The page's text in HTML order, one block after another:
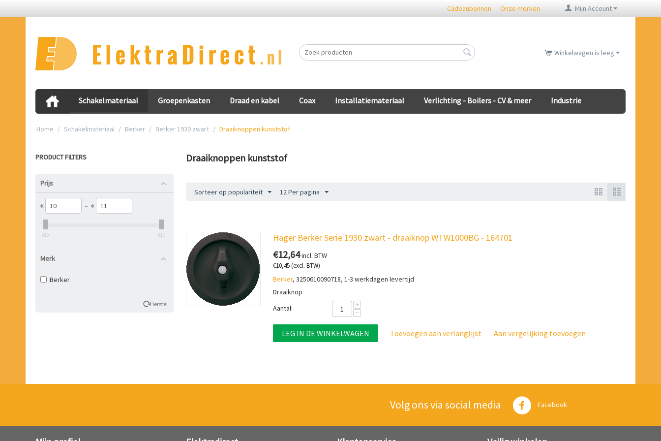
Mijn Account
Cadeaubonnen Onze merken
Winkelwagen is leeg
Schakelmateriaal Groepenkasten Draad en kabel Coax Installatiemateriaal Verlichting - Boilers - CV & meer Industrie
Home / Schakelmateriaal / Berker / Berker 1930 zwart / Draaiknoppen kunststof
PRODUCT FILTERS
Prijs
€ – €
‎€ 10 ‎€ 11
Merk
Berker
Herstel
Draaiknoppen kunststof
Sorteer op populariteit 12 Per pagina
Hager Berker Serie 1930 zwart - draaiknop WTW1000BG - 164701
€12,64incl. BTW
€10,45(excl. BTW)
Berker, 3250610090718, 1-3 werkdagen levertijd
Draaiknop
Aantal:
+
−
LEG IN DE WINKELWAGEN Toevoegen aan verlanglijst Aan vergelijking toevoegen
Volg ons via social media Facebook